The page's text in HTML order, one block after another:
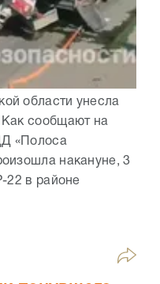
области унесла
Как сообщают на
«Полоса
накануне, 3
22 в районе